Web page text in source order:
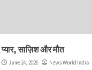
प्यार, साज़िश और मौत
June 24, 2026 News World India